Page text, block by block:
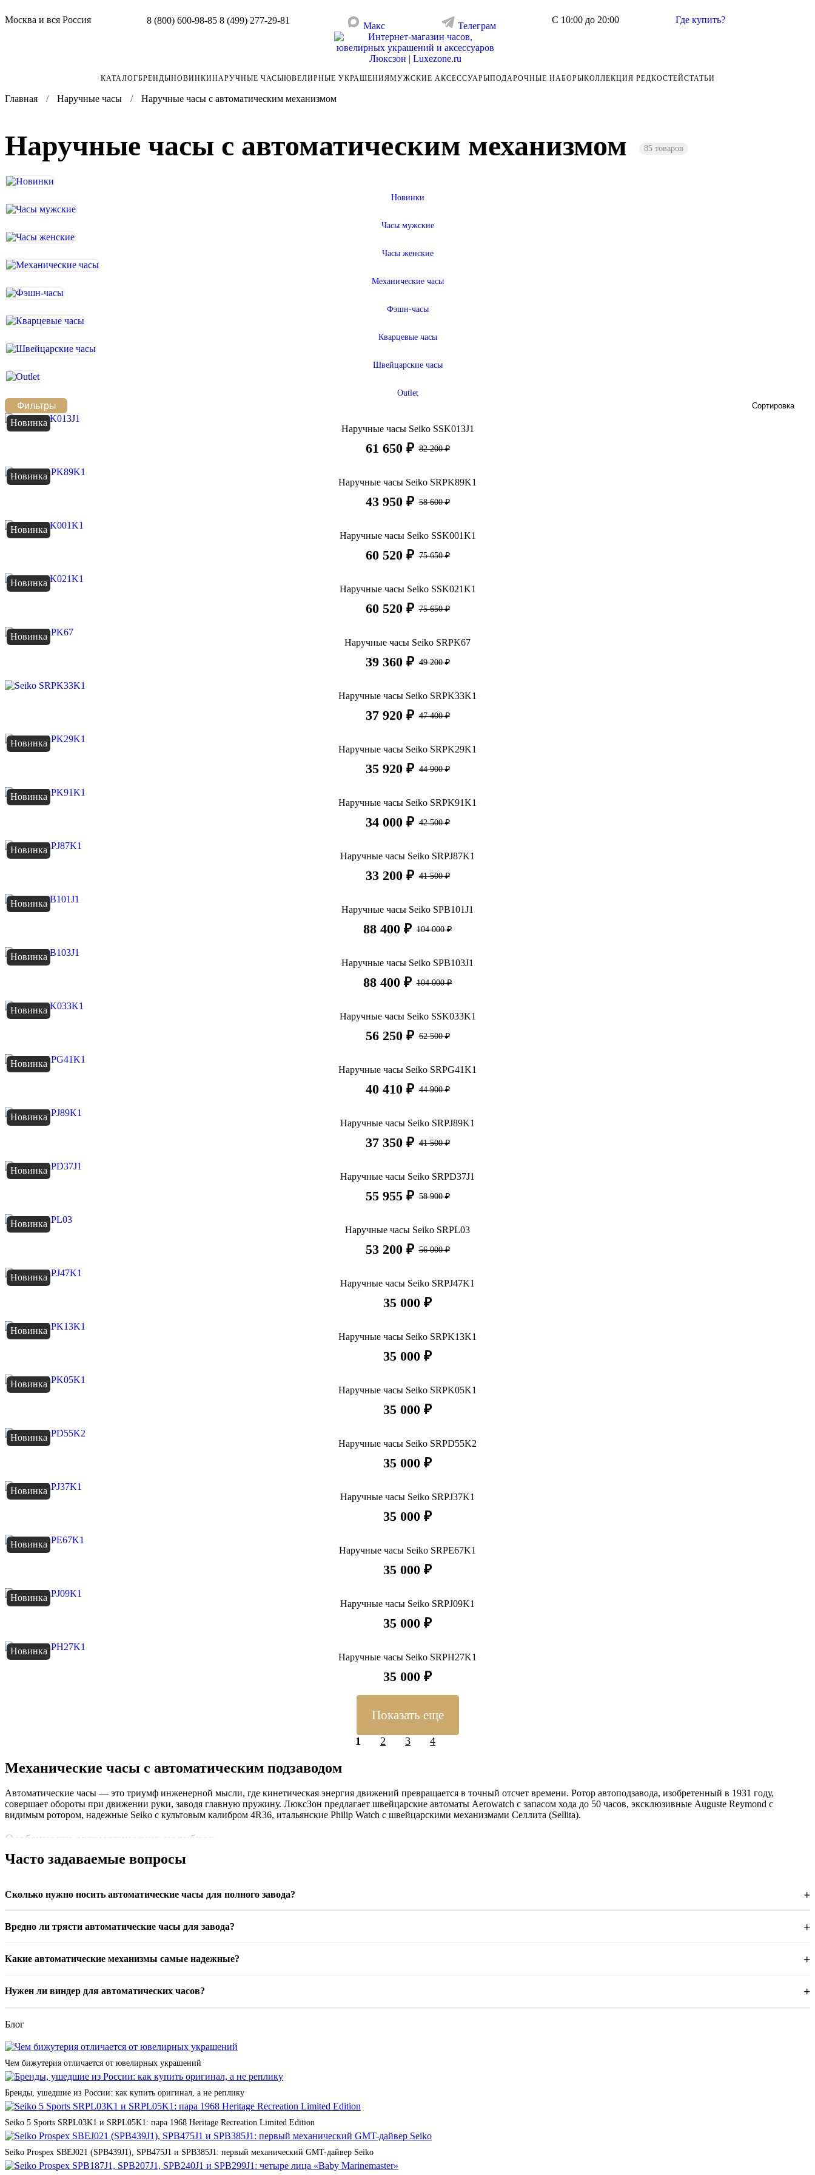
Москва и вся Россия 8 (800) 600-98-85 8 (499) 277-29-81
Макс Телеграм
С 10:00 до 20:00 Где купить?
КАТАЛОГБРЕНДЫНОВИНКИНАРУЧНЫЕ ЧАСЫЮВЕЛИРНЫЕ УКРАШЕНИЯМУЖСКИЕ АКСЕССУАРЫПОДАРОЧНЫЕ НАБОРЫКОЛЛЕКЦИЯ РЕДКОСТЕЙСТАТЬИ
Главная Наручные часы Наручные часы с автоматическим механизмом
Наручные часы с автоматическим механизмом 85 товаров
Новинки
Часы мужские
Часы женские
Механические часы
Фэшн-часы
Кварцевые часы
Швейцарские часы
Outlet
Фильтры Сортировка
Новинка
Наручные часы Seiko SSK013J1
61 650 ₽ 82 200 ₽
Новинка
Наручные часы Seiko SRPK89K1
43 950 ₽ 58 600 ₽
Новинка
Наручные часы Seiko SSK001K1
60 520 ₽ 75 650 ₽
Новинка
Наручные часы Seiko SSK021K1
60 520 ₽ 75 650 ₽
Новинка
Наручные часы Seiko SRPK67
39 360 ₽ 49 200 ₽
Наручные часы Seiko SRPK33K1
37 920 ₽ 47 400 ₽
Новинка
Наручные часы Seiko SRPK29K1
35 920 ₽ 44 900 ₽
Новинка
Наручные часы Seiko SRPK91K1
34 000 ₽ 42 500 ₽
Новинка
Наручные часы Seiko SRPJ87K1
33 200 ₽ 41 500 ₽
Новинка
Наручные часы Seiko SPB101J1
88 400 ₽ 104 000 ₽
Новинка
Наручные часы Seiko SPB103J1
88 400 ₽ 104 000 ₽
Новинка
Наручные часы Seiko SSK033K1
56 250 ₽ 62 500 ₽
Новинка
Наручные часы Seiko SRPG41K1
40 410 ₽ 44 900 ₽
Новинка
Наручные часы Seiko SRPJ89K1
37 350 ₽ 41 500 ₽
Новинка
Наручные часы Seiko SRPD37J1
55 955 ₽ 58 900 ₽
Новинка
Наручные часы Seiko SRPL03
53 200 ₽ 56 000 ₽
Новинка
Наручные часы Seiko SRPJ47K1
35 000 ₽
Новинка
Наручные часы Seiko SRPK13K1
35 000 ₽
Новинка
Наручные часы Seiko SRPK05K1
35 000 ₽
Новинка
Наручные часы Seiko SRPD55K2
35 000 ₽
Новинка
Наручные часы Seiko SRPJ37K1
35 000 ₽
Новинка
Наручные часы Seiko SRPE67K1
35 000 ₽
Новинка
Наручные часы Seiko SRPJ09K1
35 000 ₽
Новинка
Наручные часы Seiko SRPH27K1
35 000 ₽
Показать еще
1 2 3 4
Механические часы с автоматическим подзаводом
Автоматические часы — это триумф инженерной мысли, где кинетическая энергия движений превращается в точный отсчет времени. Ротор автоподзавода, изобретенный в 1931 году,
совершает обороты при движении руки, заводя главную пружину. ЛюксЗон предлагает швейцарские автоматы Aerowatch с запасом хода до 50 часов, эксклюзивные Auguste Reymond с
видимым ротором, надежные Seiko с культовым калибром 4R36, итальянские Philip Watch с швейцарскими механизмами Селлита (Sellita).
Особенности автоматических калибров
Современные автоматы оснащены двунаправленным ротором для эффективного завода, системой защиты от перезавода, функцией ручного подзавода. Прозрачная задняя крышка в моделях
Часто задаваемые вопросы
Сколько нужно носить автоматические часы для полного завода? +
Вредно ли трясти автоматические часы для завода? +
Какие автоматические механизмы самые надежные? +
Нужен ли виндер для автоматических часов? +
Блог
Чем бижутерия отличается от ювелирных украшений
Бренды, ушедшие из России: как купить оригинал, а не реплику
Seiko 5 Sports SRPL03K1 и SRPL05K1: пара 1968 Heritage Recreation Limited Edition
Seiko Prospex SBEJ021 (SPB439J1), SPB475J1 и SPB385J1: первый механический GMT-дайвер Seiko